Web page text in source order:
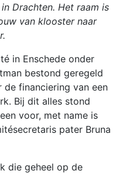
Drachten. Het raam is
van klooster naar
in Enschede onder
bestond geregeld
financiering van een
Bij dit alles stond
voor, met name is
pater Bruna
die geheel op de